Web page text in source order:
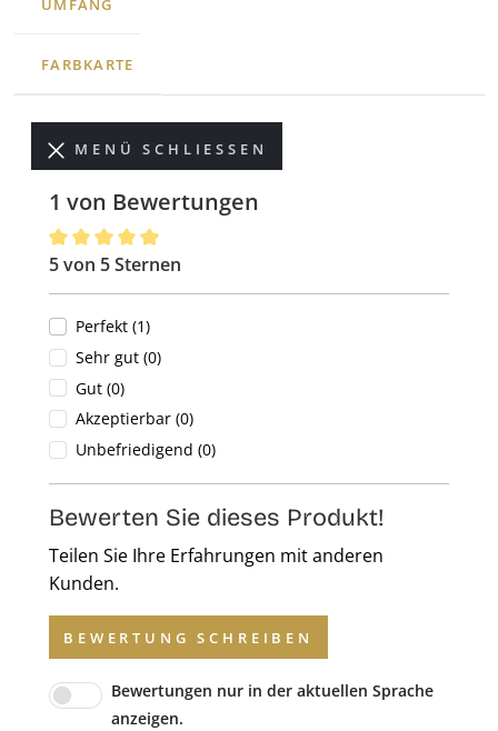
UMFANG
FARBKARTE
MENÜ SCHLIESSEN
1 von Bewertungen
Durchschnittliche Bewertung von 5 von 5 Sternen
5 von 5 Sternen
Perfekt (1)
Sehr gut (0)
Gut (0)
Akzeptierbar (0)
Unbefriedigend (0)
Bewerten Sie dieses Produkt!
Teilen Sie Ihre Erfahrungen mit anderen
Kunden.
BEWERTUNG SCHREIBEN
Bewertungen nur in der aktuellen Sprache
anzeigen.